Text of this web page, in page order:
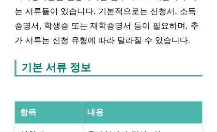
는 서류들이 있습니다. 기본적으로는 신청서, 소득
증명서, 학생증 또는 재학증명서 등이 필요하며, 추
가 서류는 신청 유형에 따라 달라질 수 있습니다.
기본 서류 정보
항목 내용